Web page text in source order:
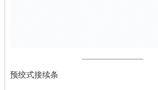
预绞式接续条